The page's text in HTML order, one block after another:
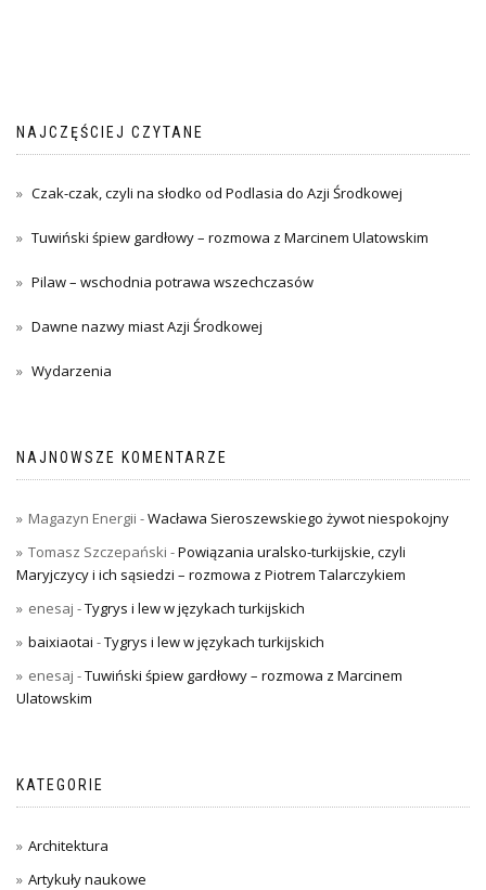
NAJCZĘŚCIEJ CZYTANE
Czak-czak, czyli na słodko od Podlasia do Azji Środkowej
Tuwiński śpiew gardłowy – rozmowa z Marcinem Ulatowskim
Pilaw – wschodnia potrawa wszechczasów
Dawne nazwy miast Azji Środkowej
Wydarzenia
NAJNOWSZE KOMENTARZE
Magazyn Energii -Wacława Sieroszewskiego żywot niespokojny
Tomasz Szczepański -Powiązania uralsko-turkijskie, czyli
Maryjczycy i ich sąsiedzi – rozmowa z Piotrem Talarczykiem
enesaj -Tygrys i lew w językach turkijskich
baixiaotai -Tygrys i lew w językach turkijskich
enesaj -Tuwiński śpiew gardłowy – rozmowa z Marcinem
Ulatowskim
KATEGORIE
Architektura
Artykuły naukowe